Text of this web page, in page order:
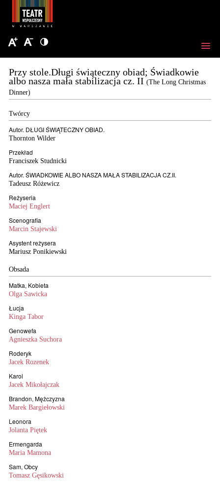
Przy stole.Długi świąteczny obiad; Świadkowie
albo nasza mała stabilizacja cz. II (The Long Christmas
Dinner)
Twórcy
Autor. DŁUGI ŚWIĄTECZNY OBIAD.
Thornton Wilder
Przekład
Franciszek Studnicki
Autor. ŚWIADKOWIE ALBO NASZA MAŁA STABILIZACJA CZ.II.
Tadeusz Różewicz
Reżyseria
Maciej Englert
Scenografia
Marcin Stajewski
Asystent reżysera
Mariusz Ponikiewski
Obsada
Matka, Kobieta
Olga Sawicka
Łucja
Kinga Tabor
Genowefa
Agnieszka Suchora
Roderyk
Jacek Rozenek
Karol
Jacek Mikołajczak
Brandon, Mężczyzna
Marek Bargiełowski
Leonora
Jolanta Piętek
Ermengarda
Maria Mamona
Sam, Obcy
Tomasz Gęsikowski